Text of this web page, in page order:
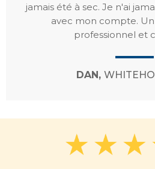
jamais été à sec. Je n'ai
avec mon compte.
professionnel et
DAN,